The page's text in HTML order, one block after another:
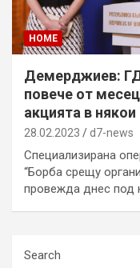
HOME
Демерджиев:
повече от
акцията в
28.02.2023 d7-news
Специализирана
“Борба срещу
провежда днес под
Search